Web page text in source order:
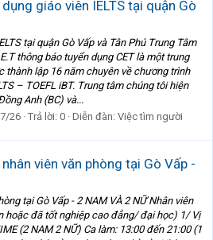
dụng giáo viên IELTS tại quận Gò
tại quận Gò Vấp và Tân Phú Trung Tâm
thông báo tuyển dụng CET là một trung
thành lập 16 năm chuyên về chương trình
– TOEFL iBT. Trung tâm chúng tôi hiện
Anh (BC) và...
26 Trả lời: 0 Diễn đàn: Việc tìm người
nhân viên văn phòng tại Gò Vấp -
tại Gò Vấp - 2 NAM VÀ 2 NỮ Nhân viên
hoặc đã tốt nghiệp cao đẳng/ đại học) 1/ Vị
(2 NAM 2 NỮ) Ca làm: 13:00 đến 21:00 (1